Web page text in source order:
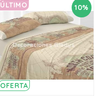
10%
OFERTA
ÚLTIMO